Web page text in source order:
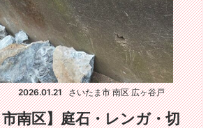
2026.01.21 さいたま市 南区 広ヶ谷戸
南区】庭石・レンガ・切